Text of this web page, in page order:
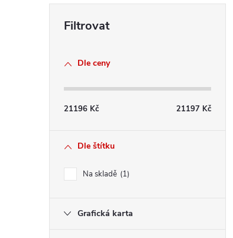
Dle ceny
21196 Kč 21197 Kč
Dle štítku
Na skladě 1
Grafická karta